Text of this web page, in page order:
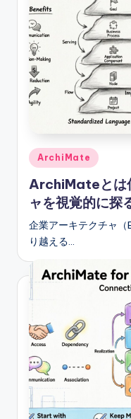
Posted
in
ArchiMate
ArchiMateとは
ャを視覚的に探
企業アーキテクチャ
り越える…